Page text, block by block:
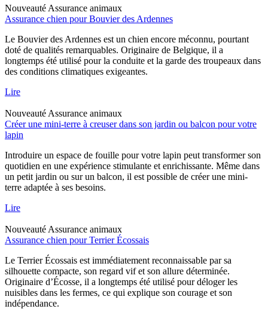
Nouveauté Assurance animaux
Assurance chien pour Bouvier des Ardennes
Le Bouvier des Ardennes est un chien encore méconnu, pourtant
doté de qualités remarquables. Originaire de Belgique, il a
longtemps été utilisé pour la conduite et la garde des troupeaux dans
des conditions climatiques exigeantes.
Lire
Nouveauté Assurance animaux
Créer une mini-terre à creuser dans son jardin ou balcon pour votre
lapin
Introduire un espace de fouille pour votre lapin peut transformer son
quotidien en une expérience stimulante et enrichissante. Même dans
un petit jardin ou sur un balcon, il est possible de créer une mini-
terre adaptée à ses besoins.
Lire
Nouveauté Assurance animaux
Assurance chien pour Terrier Écossais
Le Terrier Écossais est immédiatement reconnaissable par sa
silhouette compacte, son regard vif et son allure déterminée.
Originaire d’Écosse, il a longtemps été utilisé pour déloger les
nuisibles dans les fermes, ce qui explique son courage et son
indépendance.